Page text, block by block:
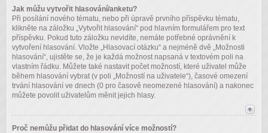
Jak můžu vytvořit hlasování/anketu?
Při posílání nového tématu, nebo při úpravě prvního příspěvku tématu,
klikněte na záložku „Vytvořit hlasování“ pod hlavním formulářem pro text
příspěvku. Pokud tuto záložku nevidíte, nemáte potřebné oprávnění k
vytvoření hlasování. Vložte „Hlasovací otázku“ a nejméně dvě „Možnosti
hlasování“, ujistěte se, že je každá možnost napsaná v textovém poli na
vlastním řádku. Můžete také nastavit počet možností, které uživatel může
během hlasování vybrat (v poli „Možností na uživatele“), časové omezení
trvání hlasování ve dnech (0 pro časově neomezené hlasování) a nakonec
můžete povolit uživatelům měnit jejich hlasy.
Proč nemůžu přidat do hlasování více možností?